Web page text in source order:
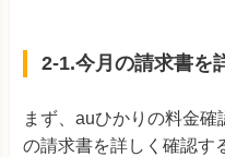
2-1.今月の請求書を
まず、auひかりの料金確
の請求書を詳しく確認す